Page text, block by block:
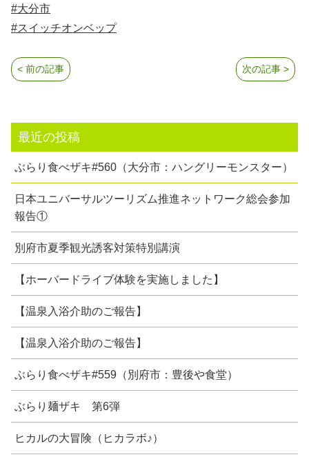
#大分市
#スイッチオンベップ
次の記事 >
< 前の記事
最近の投稿
ぶらり食べザキ#560（大分市：ハングリーモンスター）
日本ユニバーサルツーリズム推進ネットワーク総会参加
報告①
別府市夏季観光誘客対策特別講演
【ホーバードライブ体験を実施しました】
【温泉入浴介助のご報告】
【温泉入浴介助のご報告】
ぶらり食べザキ#559（別府市：豊後や食堂）
ぶらり麺ザキ 第6弾
ヒカルの大冒険（ヒカラボ♪）